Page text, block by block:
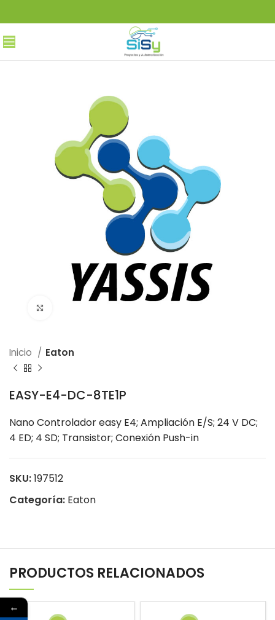
Inicio Eaton
EASY-E4-DC-8TE1P
Nano Controlador easy E4; Ampliación E/S; 24 V DC;
4 ED; 4 SD; Transistor; Conexión Push-in
SKU:197512
Categoría: Eaton
PRODUCTOS RELACIONADOS
←